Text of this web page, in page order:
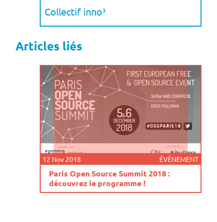
Collectif inno³
Articles liés
12 Nov 2018 ÉVÈNEMENT
Paris Open Source Summit 2018 :
découvrez le programme !